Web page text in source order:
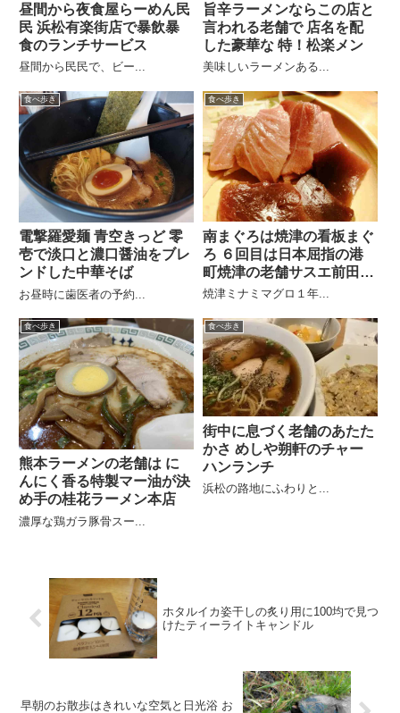
昼間から夜食屋らーめん民
民 浜松有楽街店で暴飲暴
食のランチサービス
昼間から民民で、ビー...
旨辛ラーメンならこの店と
言われる老舗で 店名を配
した豪華な 特！松楽メン
美味しいラーメンある...
食べ歩き
電撃羅愛麺 青空きっど 零
壱で淡口と濃口醤油をブレ
ンドした中華そば
お昼時に歯医者の予約...
食べ歩き
南まぐろは焼津の看板まぐ
ろ ６回目は日本屈指の港
町焼津の老舗サスエ前田魚
店
焼津ミナミマグロ１年...
食べ歩き
熊本ラーメンの老舗は に
んにく香る特製マー油が決
め手の桂花ラーメン本店
濃厚な鶏ガラ豚骨スー...
食べ歩き
街中に息づく老舗のあたた
かさ めしや朔軒のチャー
ハンランチ
浜松の路地にふわりと...
ホタルイカ姿干しの炙り用に100均で見つ
けたティーライトキャンドル
早朝のお散歩はきれいな空気と日光浴 お